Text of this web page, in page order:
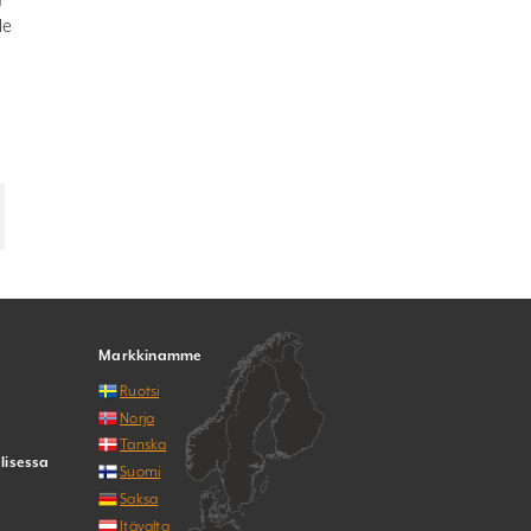
Markkinamme
Ruotsi
Norja
Tanska
Suomi
Saksa
Itävalta